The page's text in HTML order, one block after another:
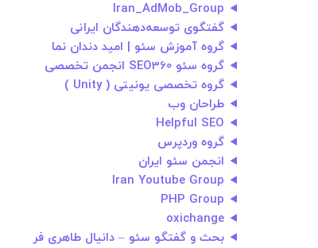
Iran_AdMob_Group
گفتگوی توسعه‌دهندگان ایرانی
گروه آموزش سئو | امید دندان نما
گروه سئو SEO360 انجمن تخصصی
گروه تخصصی یونیتی ( Unity )
طراحان وب
Helpful SEO
گروه وردپرس️
انجمن سئو ایران
Iran Youtube Group
PHP Group
oxichange
بحث و گفتگو سئو – دانیال طاهری فر